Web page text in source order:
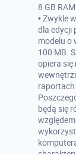
do każdej
potwierdzający
8 GB RAM
• Zwykle
dla edycji
modelu o
100 MB.
opiera się
będą się
względem